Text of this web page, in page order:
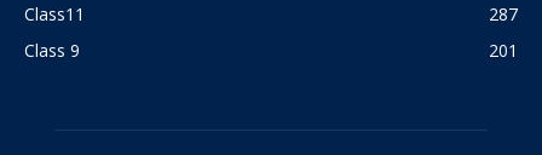
Class11
287
Class 9
201